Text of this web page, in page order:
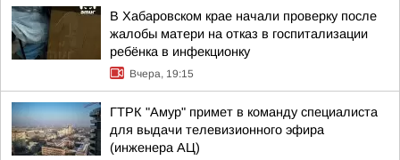
В Хабаровском крае начали проверку после
жалобы матери на отказ в госпитализации
ребёнка в инфекционку
Вчера, 19:15
ГТРК "Амур" примет в команду специалиста
для выдачи телевизионного эфира
(инженера АЦ)